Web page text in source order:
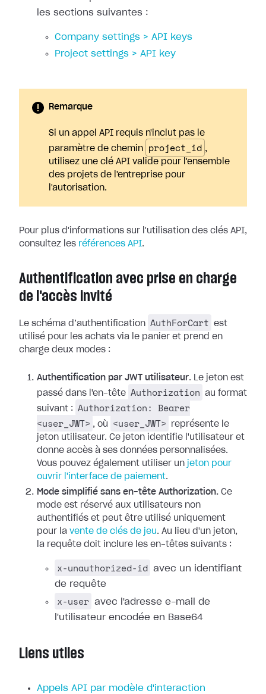
les sections suivantes :
Company settings > API keys
Project settings > API key
Remarque
Si un appel API requis n'inclut pas le
paramètre de chemin
project_id ,
utilisez une clé API valide pour l'ensemble
des projets de l'entreprise pour
l'autorisation.
Pour plus d'informations sur l'utilisation des clés API,
consultez les références API.
Authentification avec prise en charge
de l'accès invité
Le schéma d’authentification AuthForCart
est
utilisé pour les achats via le panier et prend en
charge deux modes :
Authentification par JWT utilisateur. Le jeton est
passé dans l'en-tête Authorization
au format
suivant :
Authorization: Bearer
<user_JWT> , où <user_JWT>
représente le
jeton utilisateur. Ce jeton identifie l'utilisateur et
donne accès à ses données personnalisées.
Vous pouvez également utiliser un jeton pour
ouvrir l'interface de paiement.
Mode simplifié sans en-tête Authorization. Ce
mode est réservé aux utilisateurs non
authentifiés et peut être utilisé uniquement
pour la vente de clés de jeu . Au lieu d'un jeton,
la requête doit inclure les en-têtes suivants :
x-unauthorized-id avec un identifiant
de requête
x-user avec l'adresse e-mail de
l'utilisateur encodée en Base64
Liens utiles
Appels API par modèle d'interaction